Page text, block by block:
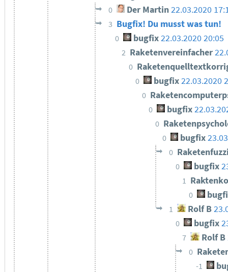
0 Der Martin22.03.2020
3 Bugfix! Du musst was tun!
0 bugfix22.03.2020 20:05
2 Raketenvereinfacher
0
0 bugfix 22.03.2020
0
0 bugfix
0
0 bugfix
0
0 bugfix
1
0
1 Rolf B
0 bugfix
7 Rolf B
0
-1